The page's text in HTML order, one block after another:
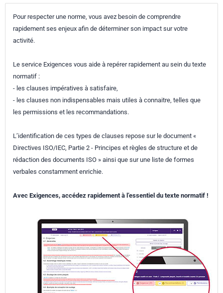
Codes ICS
03.100.70
Numéro de tirage
Parenté
européenne
EN ISO 45001:2023
Pour respecter une norme, vous avez besoin de comprendre
rapidement ses enjeux afin de déterminer son impact sur votre
activité.
Le service Exigences vous aide à repérer rapidement au sein du texte
normatif :
- les clauses impératives à satisfaire,
- les clauses non indispensables mais utiles à connaitre, telles que
les permissions et les recommandations.
L’identification de ces types de clauses repose sur le document «
Directives ISO/IEC, Partie 2 - Principes et règles de structure et de
rédaction des documents ISO » ainsi que sur une liste de formes
verbales constamment enrichie.
Avec Exigences, accédez rapidement à l’essentiel du texte normatif !